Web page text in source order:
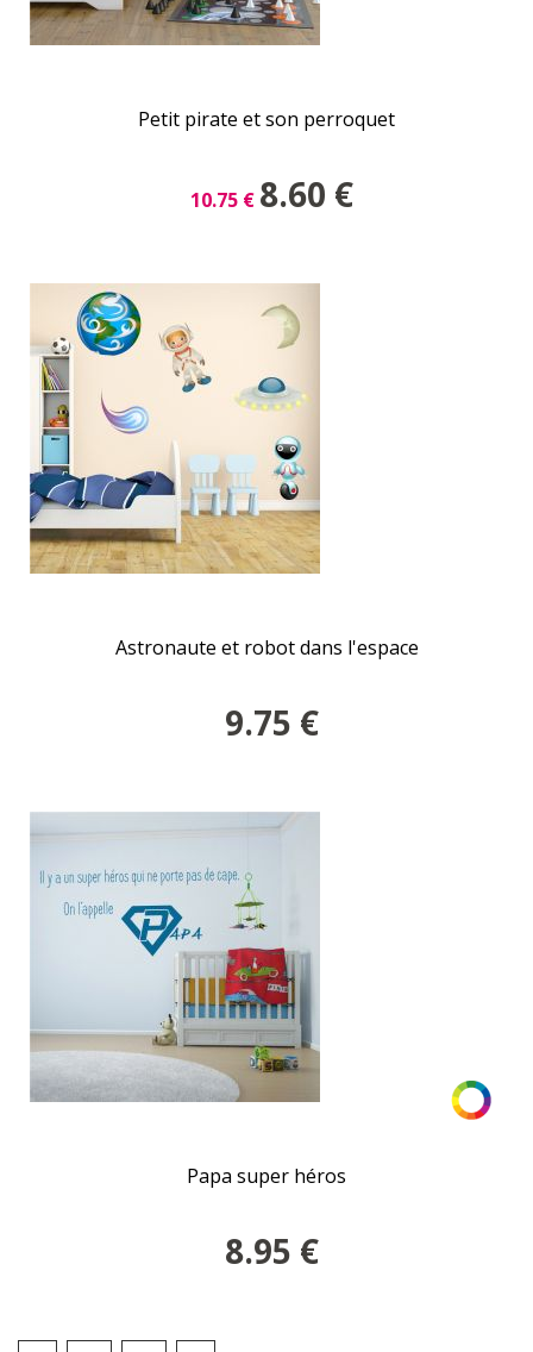
Petit pirate et son perroquet
10.75 € 8.60 €
Astronaute et robot dans l'espace
9.75 €
Papa super héros
8.95 €